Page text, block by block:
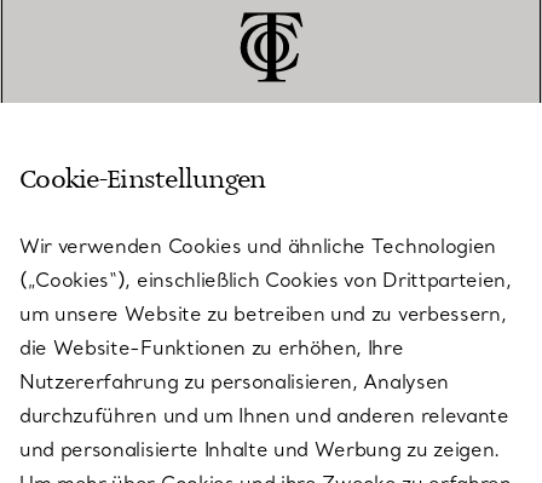
KUNDENSERVICE
SERVICES
ÜBER TIFFANY & CO.
Cookie-Einstellungen
Wir verwenden Cookies und ähnliche Technologien
(„Cookies“), einschließlich Cookies von Drittparteien,
um unsere Website zu betreiben und zu verbessern,
die Website-Funktionen zu erhöhen, Ihre
Nutzererfahrung zu personalisieren, Analysen
durchzuführen und um Ihnen und anderen relevante
und personalisierte Inhalte und Werbung zu zeigen.